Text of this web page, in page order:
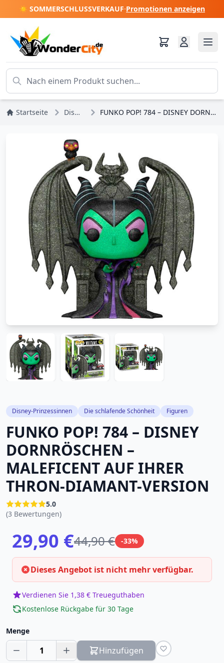
☀️ SOMMERSCHLUSSVERKAUF·Promotionen anzeigen
Startseite Disney-Prinzessinnen FUNKO POP! 784 – DISNEY DORNRÖSCHEN – MALEFICENT AUF IHRER THRON-DIAMANT-VERSION
Disney-Prinzessinnen Die schlafende Schönheit Figuren
FUNKO POP! 784 – DISNEY
DORNRÖSCHEN –
MALEFICENT AUF IHRER
THRON-DIAMANT-VERSION
5.0
(3 Bewertungen)
29,90 €44,90 € -33%
Dieses Angebot ist nicht mehr verfügbar.
Verdienen Sie 1,38 € Treueguthaben
Kostenlose Rückgabe für 30 Tage
Menge
1 Hinzufügen